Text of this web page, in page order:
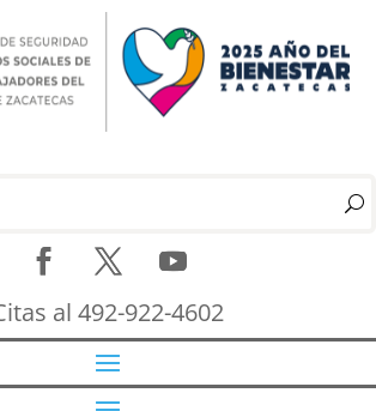
al 492-922-4602